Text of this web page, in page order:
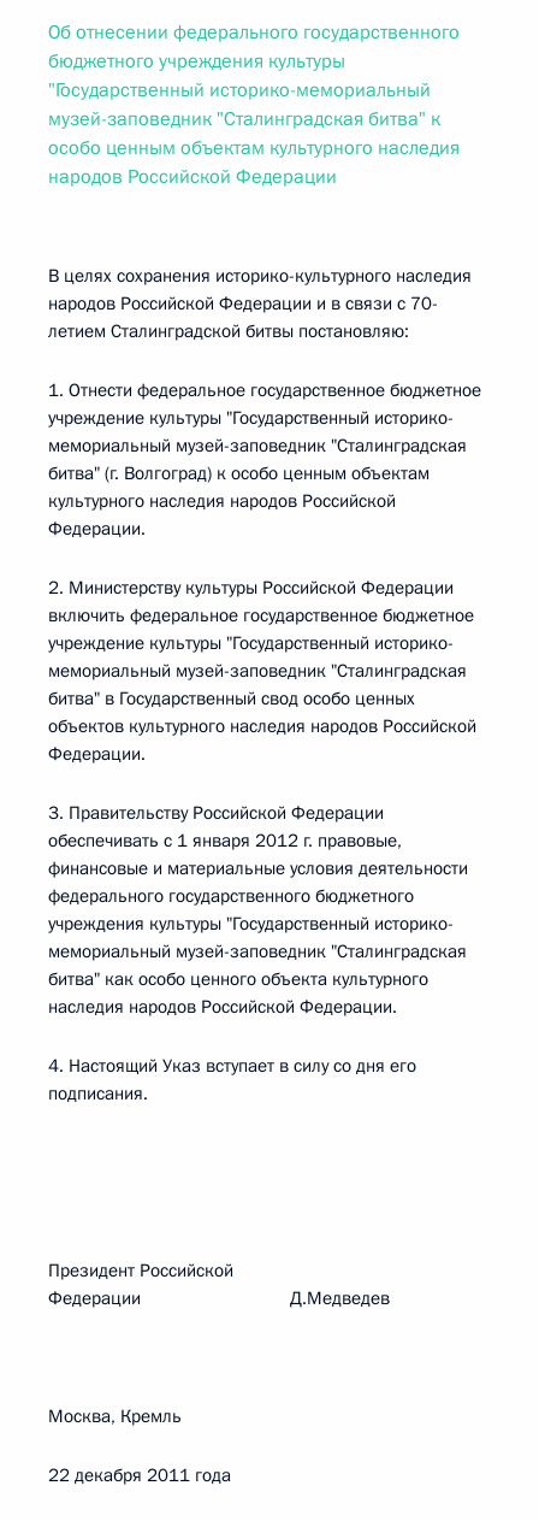
Об отнесении федерального государственного
бюджетного учреждения культуры
"Государственный историко-мемориальный
музей-заповедник "Сталинградская битва" к
особо ценным объектам культурного наследия
народов Российской Федерации
В целях сохранения историко-культурного наследия
народов Российской Федерации и в связи с 70-
летием Сталинградской битвы постановляю:
1. Отнести федеральное государственное бюджетное
учреждение культуры "Государственный историко-
мемориальный музей-заповедник "Сталинградская
битва" (г. Волгоград) к особо ценным объектам
культурного наследия народов Российской
Федерации.
2. Министерству культуры Российской Федерации
включить федеральное государственное бюджетное
учреждение культуры "Государственный историко-
мемориальный музей-заповедник "Сталинградская
битва" в Государственный свод особо ценных
объектов культурного наследия народов Российской
Федерации.
3. Правительству Российской Федерации
обеспечивать с 1 января 2012 г. правовые,
финансовые и материальные условия деятельности
федерального государственного бюджетного
учреждения культуры "Государственный историко-
мемориальный музей-заповедник "Сталинградская
битва" как особо ценного объекта культурного
наследия народов Российской Федерации.
4. Настоящий Указ вступает в силу со дня его
подписания.
Президент Российской
Федерации Д.Медведев
Москва, Кремль
22 декабря 2011 года